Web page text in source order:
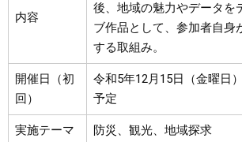
内容
後、地域の魅力やデータを
ブ作品として、参加者自身
する取組み。
開催日（初
回）
令和5年12月15日（金曜日
予定
実施テーマ 防災、観光、地域探求